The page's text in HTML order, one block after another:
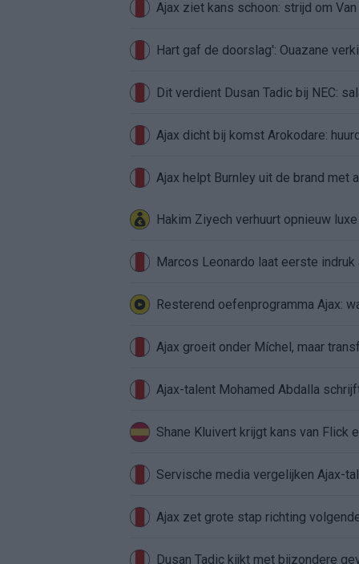
Ajax ziet kans schoon: strijd om
Hart gaf de doorslag': Ouazane
Dit verdient Dusan Tadic bij NEC:
Ajax dicht bij komst Arokodare:
Ajax helpt Burnley uit de brand met
Hakim Ziyech verhuurt opnieuw
Marcos Leonardo laat eerste
Resterend oefenprogramma Ajax:
Ajax groeit onder Míchel, maar
Ajax-talent Mohamed Abdalla
Shane Kluivert krijgt kans van Flick
Servische media vergelijken Ajax-
Ajax zet grote stap richting
Dusan Tadic kijkt met bijzondere